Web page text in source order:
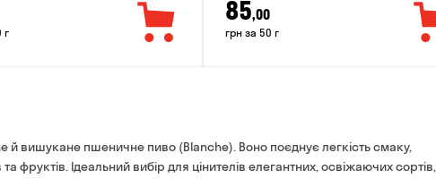
г
85,00
грн за 50 г
вишукане пшеничне пиво (Blanche). Воно поєднує легкість смаку,
фруктів. Ідеальний вибір для цінителів елегантних, освіжаючих сортів,